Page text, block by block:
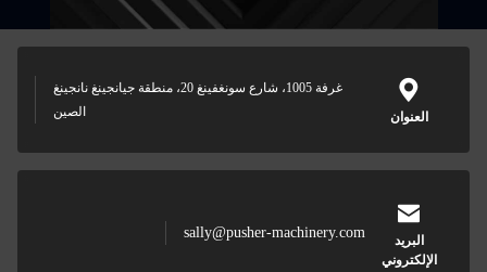
العنوان
غرفة 1005، شارع سونغفينغ 20، منطقة جيانجينغ نانجينغ
الصين
البريد
الإلكتروني
sally@pusher-machinery.com